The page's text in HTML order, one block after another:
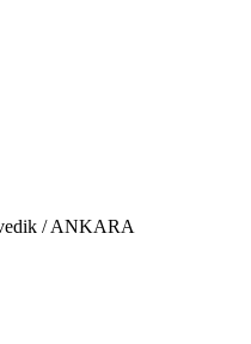
/ ANKARA